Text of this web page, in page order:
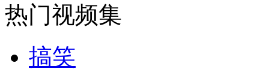
司机酒驾遇交警 急速倒车逃窜
热门视频集
搞笑